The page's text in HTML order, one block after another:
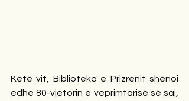
Këtë vit, Biblioteka e Prizrenit shënoi
edhe 80-vjetorin e veprimtarisë së saj,